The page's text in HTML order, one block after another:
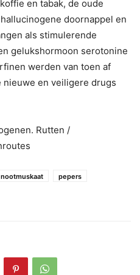
en tabak, de oude
doornappel en
als stimulerende
gelukshormoon serotonine
werden van toen af
en veiligere drugs
Rutten /
nootmuskaat
pepers